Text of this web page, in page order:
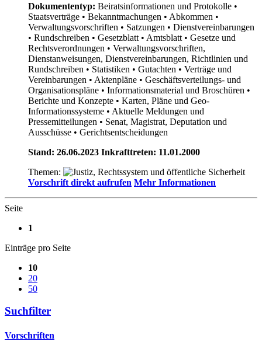
Dokumententyp: Beiratsinformationen und Protokolle •
Staatsverträge • Bekanntmachungen • Abkommen •
Verwaltungsvorschriften • Satzungen • Dienstvereinbarungen
• Rundschreiben • Gesetzblatt • Amtsblatt • Gesetze und
Rechtsverordnungen • Verwaltungsvorschriften,
Dienstanweisungen, Dienstvereinbarungen, Richtlinien und
Rundschreiben • Statistiken • Gutachten • Verträge und
Vereinbarungen • Aktenpläne • Geschäftsverteilungs- und
Organisationspläne • Informationsmaterial und Broschüren •
Berichte und Konzepte • Karten, Pläne und Geo-
Informationssysteme • Aktuelle Meldungen und
Pressemitteilungen • Senat, Magistrat, Deputation und
Ausschüsse • Gerichtsentscheidungen
Stand: 26.06.2023 Inkrafttreten: 11.01.2000
Themen:
Vorschrift direkt aufrufen Mehr Informationen
Seite
1
Einträge pro Seite
10
20
50
Suchfilter
Vorschriften